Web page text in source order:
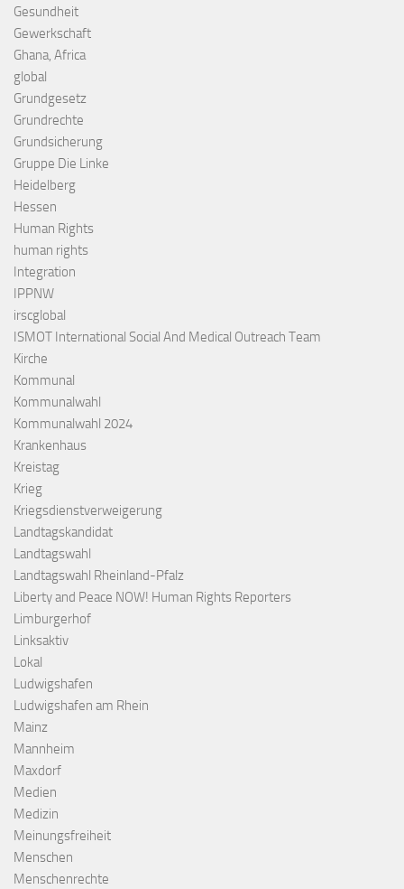
Gesundheit
Gewerkschaft
Ghana, Africa
global
Grundgesetz
Grundrechte
Grundsicherung
Gruppe Die Linke
Heidelberg
Hessen
Human Rights
human rights
Integration
IPPNW
irscglobal
ISMOT International Social And Medical Outreach Team
Kirche
Kommunal
Kommunalwahl
Kommunalwahl 2024
Krankenhaus
Kreistag
Krieg
Kriegsdienstverweigerung
Landtagskandidat
Landtagswahl
Landtagswahl Rheinland-Pfalz
Liberty and Peace NOW! Human Rights Reporters
Limburgerhof
Linksaktiv
Lokal
Ludwigshafen
Ludwigshafen am Rhein
Mainz
Mannheim
Maxdorf
Medien
Medizin
Meinungsfreiheit
Menschen
Menschenrechte